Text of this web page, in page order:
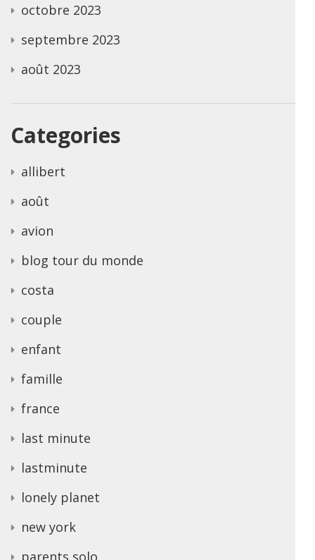
octobre 2023
septembre 2023
août 2023
Categories
allibert
août
avion
blog tour du monde
costa
couple
enfant
famille
france
last minute
lastminute
lonely planet
new york
parents solo